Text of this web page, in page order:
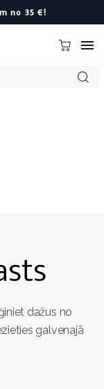
no 35 €!

dažus no
galvenajā